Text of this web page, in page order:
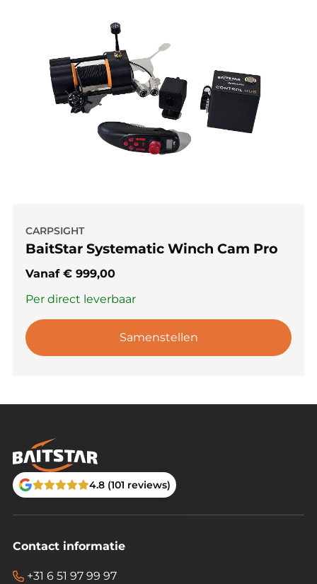
CARPSIGHT
BaitStar Systematic Winch Cam Pro
Vanaf € 999,00
Per direct leverbaar
Samenstellen
4.8 (101 reviews)
Contact informatie
+31 6 51 97 99 97